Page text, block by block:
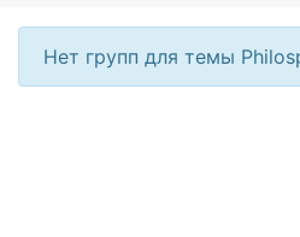
Нет групп для темы